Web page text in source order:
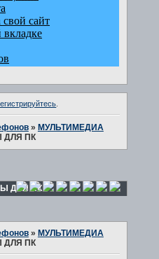
» МУЛЬТИМЕДИА
ДЛЯ ПК
ДЛЯ ПК
» МУЛЬТИМЕДИА
ДЛЯ ПК